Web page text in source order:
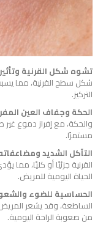
تشوه شكل القرنية
شكل سطح القرنية، مما
التركيز.
الحكة وجفاف العين
والحكة، مع إفراز دموع
مستمرًا.
التآكل الشديد
القرنية جزئيًا أو كليًا،
الحياة اليومية للمريض.
الحساسية للضوء
الساطعة، وقد يشعر
من صعوبة الراحة اليومية.